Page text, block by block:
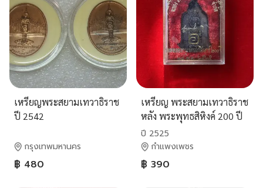
เหรียญพระสยามเทวาธิราช
ปี 2542
กรุงเทพมหานคร
฿ 480
เหรียญ พระสยามเทวาธิราช
หลัง พระพุทธสิหิงค์ 200 ปี
รัตนโกสินทร์ ธนาคารเอเชีย
สร้าง ปี 2525
ปี 2525
กำแพงเพชร
฿ 390